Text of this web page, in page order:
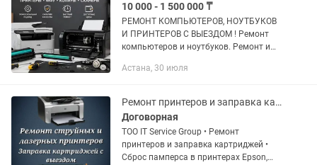
10 000 - 1 500 000 ₸
РЕМОНТ КОМПЬЮТЕРОВ, НОУТБУКОВ
И ПРИНТЕРОВ С ВЫЕЗДОМ ! Ремонт
компьютеров и ноутбуков. Ремонт и
и на дом Быстро, Качественно,
Астана, 30 июля
Ремонт принтеров и заправка картриджей с выездом
Договорная
ТОО IT Service Group • Ремонт
принтеров и заправка картриджей •
Сброс памперса в принтерах Epson,